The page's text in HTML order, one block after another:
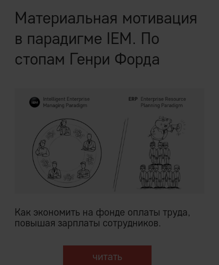
Материальная мотивация
в парадигме IEM. По
стопам Генри Форда
Как экономить на фонде оплаты труда,
повышая зарплаты сотрудников.
читать